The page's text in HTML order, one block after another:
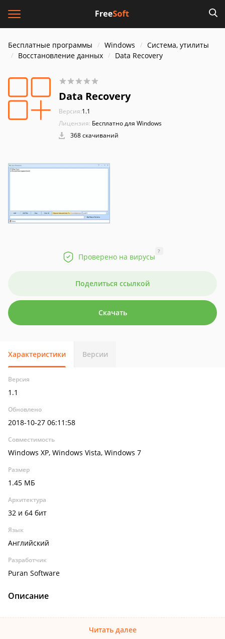
Бесплатные программы Windows
Система, утилиты
Восстановление данных
Data Recovery
Data Recovery
Версия:1.1
Лицензия: Бесплатно для Windows
368 скачиваний
Проверено на вирусы
?
Поделиться ссылкой
Скачать
Характеристики Версии
Версия
1.1
Обновлено
2018-10-27 06:11:58
Совместимость
Windows XP, Windows Vista, Windows 7
Размер
1.45 МБ
Архитектура
32 и 64 бит
Язык
Английский
Разработчик
Puran Software
Описание
Читать далее